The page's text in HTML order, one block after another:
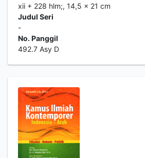
xii + 228 hlm;, 14,5 x 21 cm
Judul Seri
-
No. Panggil
492.7 Asy D